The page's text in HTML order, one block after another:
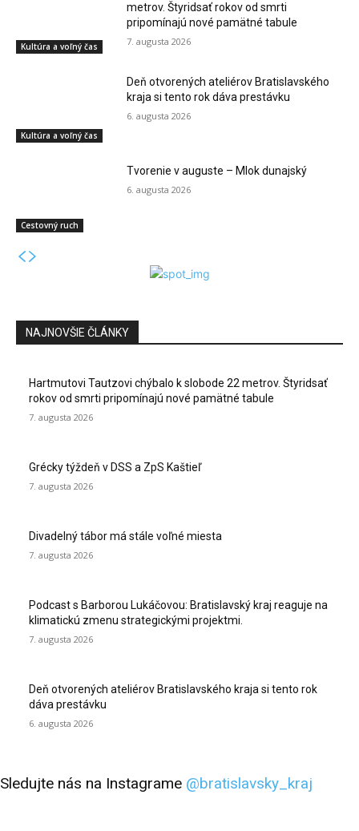
Kultúra a voľný čas
metrov. Štyridsať rokov od smrti
pripomínajú nové pamätné tabule
7. augusta 2026
Kultúra a voľný čas
Deň otvorených ateliérov Bratislavského
kraja si tento rok dáva prestávku
6. augusta 2026
Cestovný ruch
Tvorenie v auguste – Mlok dunajský
6. augusta 2026
NAJNOVŠIE ČLÁNKY
Hartmutovi Tautzovi chýbalo k slobode 22 metrov. Štyridsať
rokov od smrti pripomínajú nové pamätné tabule
7. augusta 2026
Grécky týždeň v DSS a ZpS Kaštieľ
7. augusta 2026
Divadelný tábor má stále voľné miesta
7. augusta 2026
Podcast s Barborou Lukáčovou: Bratislavský kraj reaguje na
klimatickú zmenu strategickými projektmi.
7. augusta 2026
Deň otvorených ateliérov Bratislavského kraja si tento rok
dáva prestávku
6. augusta 2026
Sledujte nás na Instagrame @bratislavsky_kraj